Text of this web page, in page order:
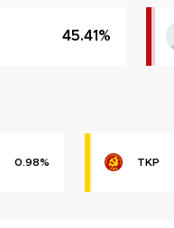
45.41%
0.98% TKP